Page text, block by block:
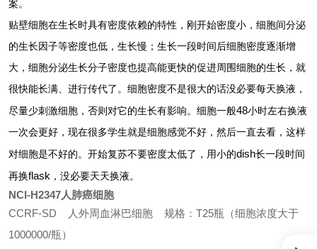
案。
贴壁细胞在生长时具有密度依赖的特性，刚开始密度小，细胞间分泌
的生长因子等密度也低，生长慢；生长一段时间后细胞密度逐渐增
大，细胞分泌生长分子密度也提高能更快的促进周围细胞的生长，就
很快能长满、进行传代了。细胞密度不是很大的话没必要每天换液，
尽量少刺激细胞，否则对它的生长有影响。细胞一般48小时左右换液
一次会更好，现在很多学生就是细胞感觉不好，然后一直去看，这样
对细胞是不好的。开始复苏不要密度太低了，用小的dish长一段时间
再换flask ，没必要天天换液。
NCI-H2347人肺癌细胞
CCRF-SD 人外周血淋巴细胞 规格：T25瓶（细胞浓度大于
1000000/瓶）